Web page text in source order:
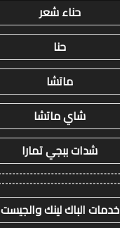
حناء شعر
حنا
ماتشا
شاي ماتشا
شدات ببجي تمارا
خدمات الباك لينك والجيست